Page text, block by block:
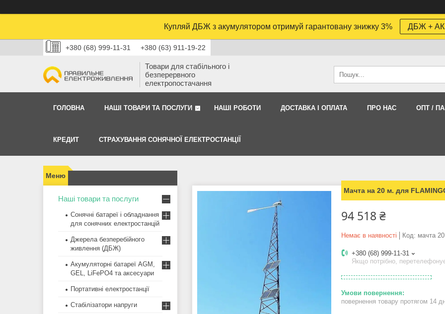
Купляй ДБЖ з акумулятором отримуй гарантовану знижку 3% ДБЖ +
+380 (68) 999-11-31 +380 (63) 911-19-22
Товари для стабільного і
безперервного
електропостачання
ГОЛОВНА НАШІ ТОВАРИ ТА ПОСЛУГИ НАШI РОБОТИ ДОСТАВКА І ОПЛАТА ПРО НАС ОПТ /
КРЕДИТ СТРАХУВАННЯ СОНЯЧНОЇ ЕЛЕКТРОСТАНЦІЇ
Мачта на 20 м. для
94 518 ₴
Немає в наявності Код: мачта
+380 (68) 999-11-31
Якщо потрібно,
повернення товару протягом 14
Наші товари та послуги
Сонячні батареї і обладнання
для сонячних електростанцій
Джерела безперебійного
живлення (ДБЖ)
Акумуляторні батареї AGM,
GEL, LiFePO4 та аксесуари
Портативні електростанції
Стабілізатори напруги